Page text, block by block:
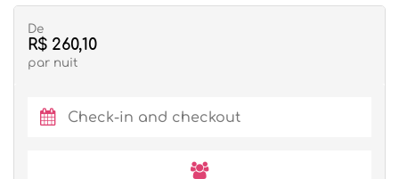
De
R$ 260,10
par nuit